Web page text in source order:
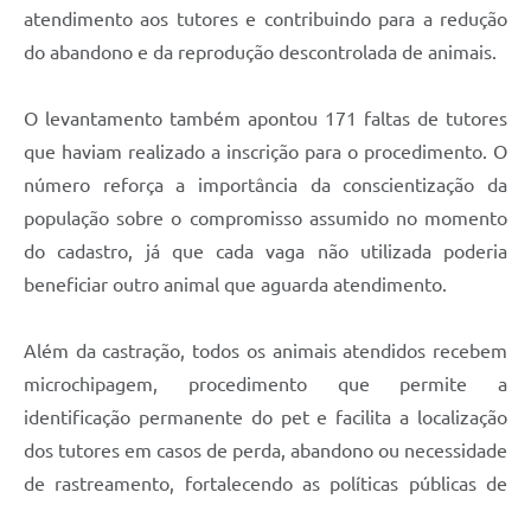
atendimento aos tutores e contribuindo para a redução
do abandono e da reprodução descontrolada de animais.
O levantamento também apontou 171 faltas de tutores
que haviam realizado a inscrição para o procedimento. O
número reforça a importância da conscientização da
população sobre o compromisso assumido no momento
do cadastro, já que cada vaga não utilizada poderia
beneficiar outro animal que aguarda atendimento.
Além da castração, todos os animais atendidos recebem
microchipagem, procedimento que permite a
identificação permanente do pet e facilita a localização
dos tutores em casos de perda, abandono ou necessidade
de rastreamento, fortalecendo as políticas públicas de